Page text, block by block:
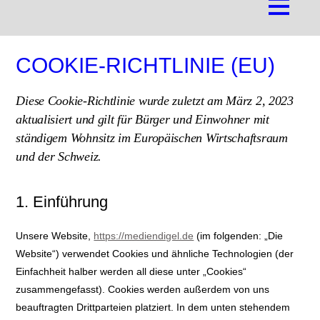
COOKIE-RICHTLINIE (EU)
Diese Cookie-Richtlinie wurde zuletzt am März 2, 2023
aktualisiert und gilt für Bürger und Einwohner mit
ständigem Wohnsitz im Europäischen Wirtschaftsraum
und der Schweiz.
1. Einführung
Unsere Website, https://mediendigel.de (im folgenden: „Die
Website“) verwendet Cookies und ähnliche Technologien (der
Einfachheit halber werden all diese unter „Cookies“
zusammengefasst). Cookies werden außerdem von uns
beauftragten Drittparteien platziert. In dem unten stehendem